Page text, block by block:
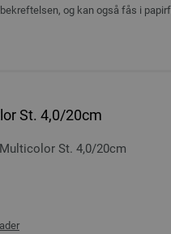
og kan også fås i
St. 4,0/20cm
St. 4,0/20cm